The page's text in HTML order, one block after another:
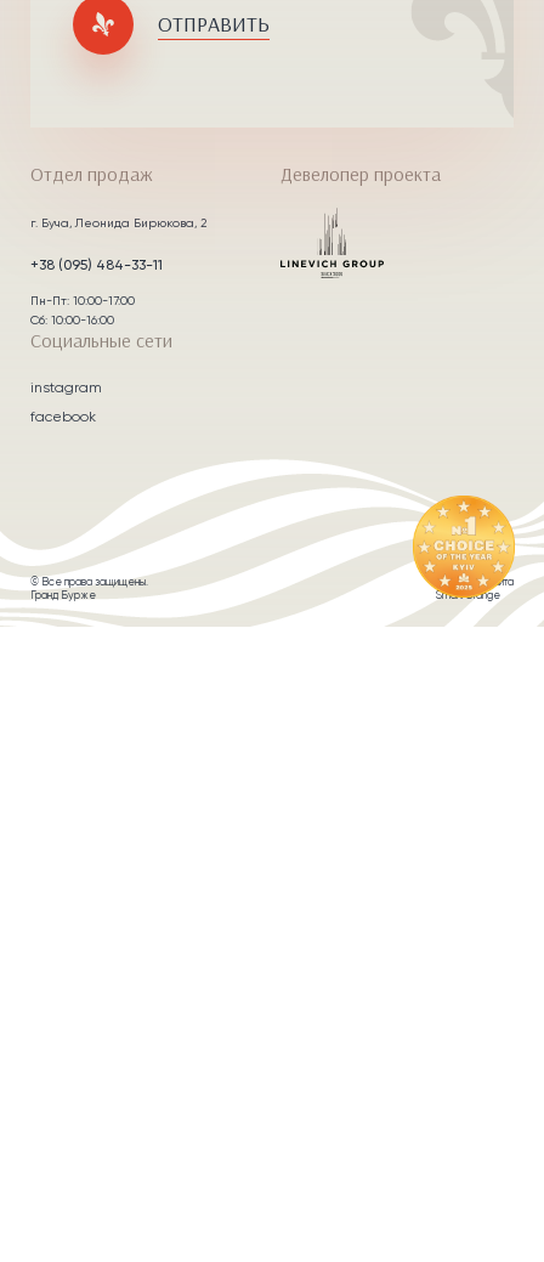
ОТПРАВИТЬ
Отдел продаж
г. Буча, Леонида Бирюкова, 2
+38 (095) 484-33-11
Пн-Пт: 10:00-17:00
Сб: 10:00-16:00
Социальные сети
instagram
facebook
Девелопер проекта
© Все права защищены.
Гранд Бурже
Создание сайта
Smart Orange